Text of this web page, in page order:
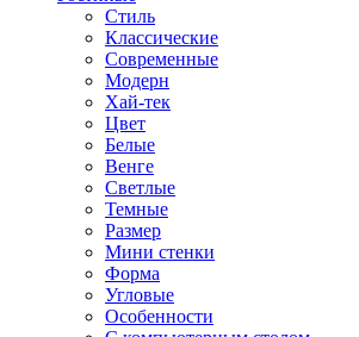
Стиль
Классические
Современные
Модерн
Хай-тек
Цвет
Белые
Венге
Светлые
Темные
Размер
Мини стенки
Форма
Угловые
Особенности